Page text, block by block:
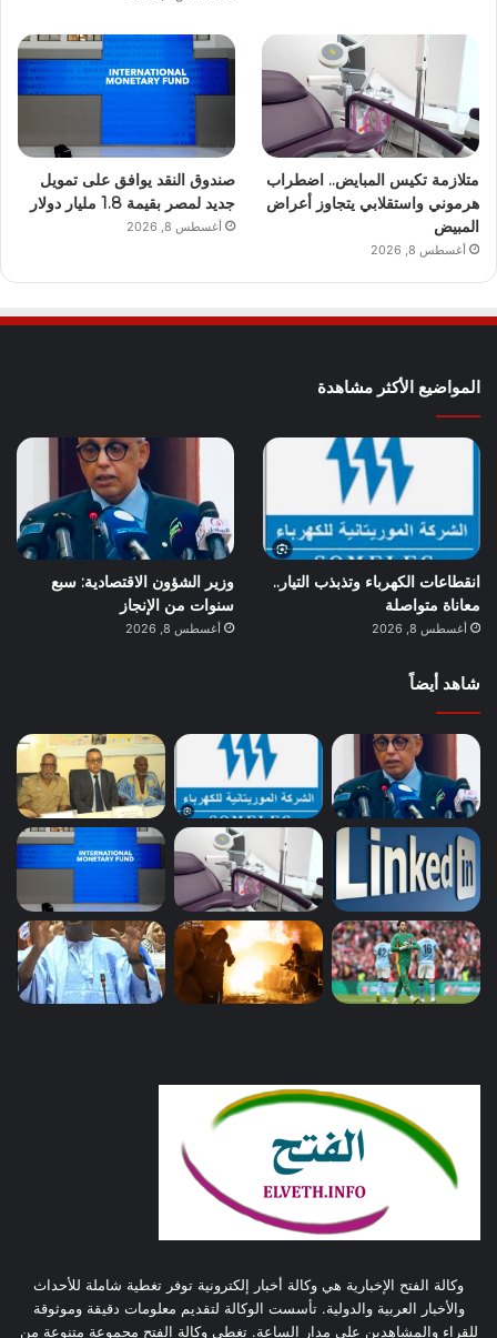
متلازمة تكيس المبايض.. اضطراب
هرموني واستقلابي يتجاوز أعراض
المبيض
أغسطس 8, 2026
صندوق النقد يوافق على تمويل
جديد لمصر بقيمة 1.8 مليار دولار
أغسطس 8, 2026
المواضيع الأكثر مشاهدة
انقطاعات الكهرباء وتذبذب التيار..
معاناة متواصلة
أغسطس 8, 2026
وزير الشؤون الاقتصادية: سبع
سنوات من الإنجاز
أغسطس 8, 2026
شاهد أيضاً
وكالة الفتح الإخبارية هي وكالة أخبار إلكترونية توفر تغطية شاملة للأحداث
والأخبار العربية والدولية. تأسست الوكالة لتقديم معلومات دقيقة وموثوقة
للقراء والمشاهدين على مدار الساعة. تغطي وكالة الفتح مجموعة متنوعة من